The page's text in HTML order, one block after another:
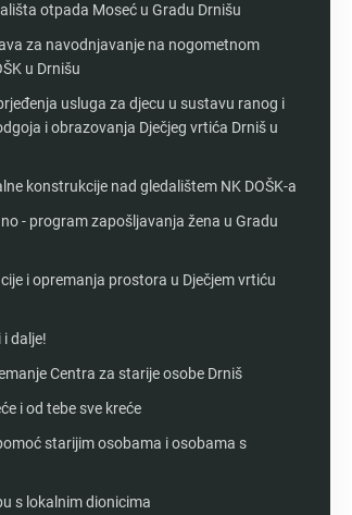
otpada Moseć u Gradu Drnišu
za navodnjavanje na nogometnom
u Drnišu
usluga za djecu u sustavu ranog i
i obrazovanja Dječjeg vrtića Drniš u
konstrukcije nad gledalištem NK DOŠK-a
- program zapošljavanja žena u Gradu
i opremanja prostora u Dječjem vrtiću
dalje!
Centra za starije osobe Drniš
i od tebe sve kreće
starijim osobama i osobama s
s lokalnim dionicima